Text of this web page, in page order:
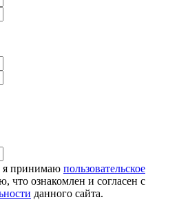
я принимаю пользовательское
что ознакомлен и согласен с
данного сайта.